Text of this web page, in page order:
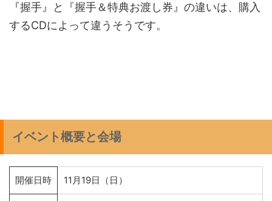
『握手』と『握手＆特典お渡し券』の違いは、購入
するCDによって違うそうです。
イベント概要と会場
開催日時 11月19日（日）